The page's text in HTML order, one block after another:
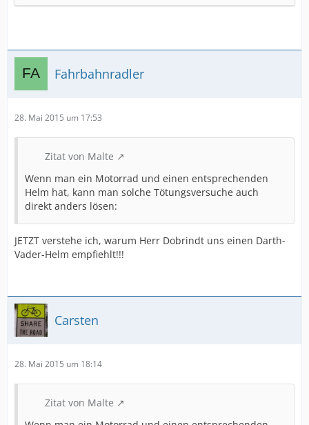
Fahrbahnradler
28. Mai 2015 um 17:53
Zitat von Malte
Wenn man ein Motorrad und einen entsprechenden
Helm hat, kann man solche Tötungsversuche auch
direkt anders lösen:
JETZT verstehe ich, warum Herr Dobrindt uns einen Darth-
Vader-Helm empfiehlt!!!
Carsten
28. Mai 2015 um 18:14
Zitat von Malte